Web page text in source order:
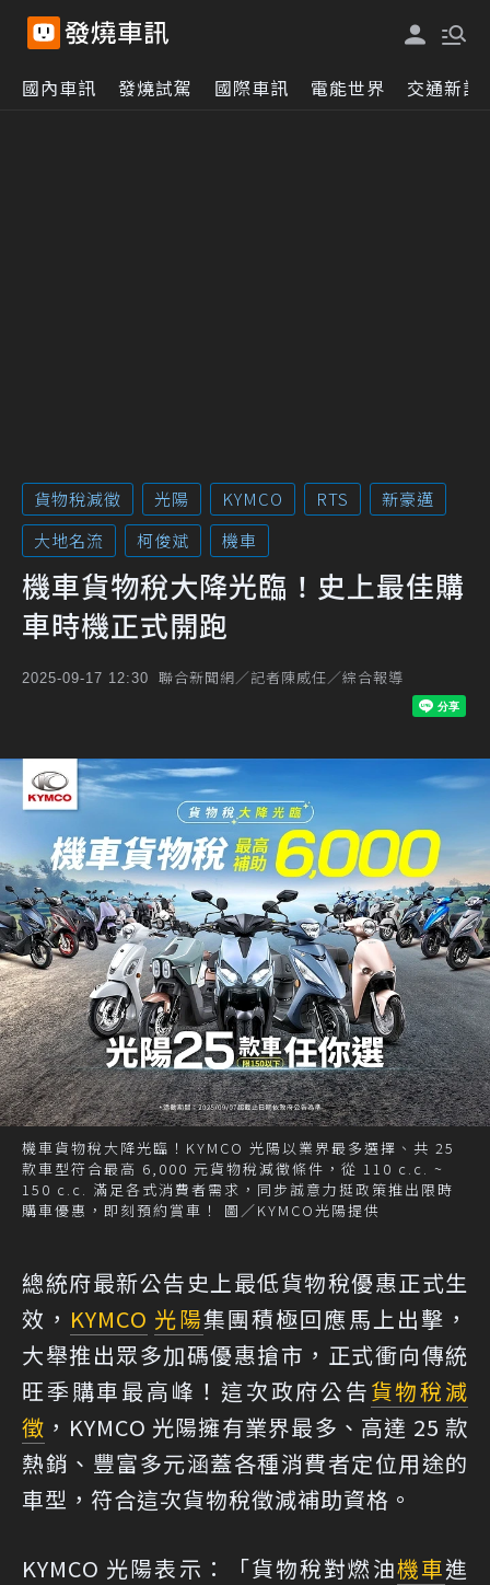
國內車訊 發燒試駕 國際車訊 電能世界 交通新訊
貨物稅減徵 光陽 KYMCO RTS
新豪邁
大地名流
柯俊斌 機車
機車貨物稅大降光臨！史上最佳購
車時機正式開跑
2025-09-17 12:30 聯合新聞網／記者陳威任／綜合報導
機車貨物稅大降光臨！KYMCO 光陽以業界最多選擇、共 25
款車型符合最高 6,000 元貨物稅減徵條件，從 110 c.c. ~
150 c.c. 滿足各式消費者需求，同步誠意力挺政策推出限時
購車優惠，即刻預約賞車！ 圖／KYMCO光陽提供
總統府最新公告史上最低貨物稅優惠正式生
效， KYMCO 光陽集團積極回應馬上出擊，
大舉推出眾多加碼優惠搶市，正式衝向傳統
旺季購車最高峰！這次政府公告貨物稅減
徵 ，KYMCO 光陽擁有業界最多、高達 25 款
熱銷、豐富多元涵蓋各種消費者定位用途的
車型，符合這次貨物稅徵減補助資格。
KYMCO 光陽表示：「貨物稅對燃油機車進